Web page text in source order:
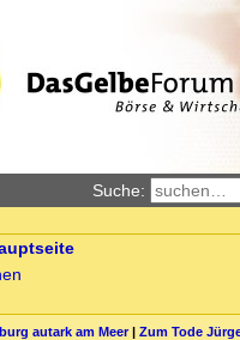
Suche:
autark am Meer| Zum Tode